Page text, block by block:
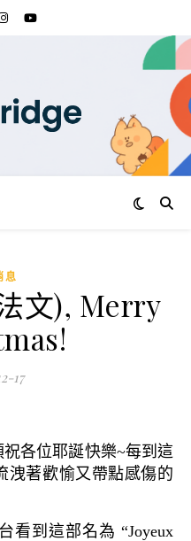
息
文), Merry
17
各位耶誕快樂~每到這
洩著歡愉又帶點感傷的
看到這部名為 “Joyeux